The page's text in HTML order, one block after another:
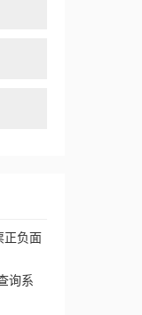
正负面
询系